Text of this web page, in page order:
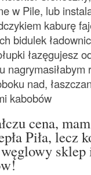
w Pile, lub
kaburę
bidulek
łazęgujesz
nagrymasiłabym
nad,
kabobów
cena,
Piła, lecz